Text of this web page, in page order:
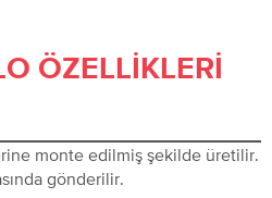
ÖZELLIKLERI
monte edilmiş şekilde üretilir.
gönderilir.